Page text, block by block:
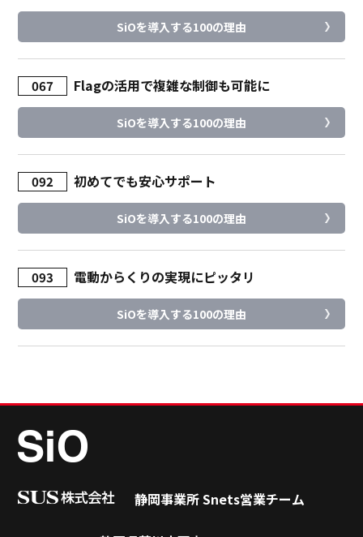
SiOを導入する100の理由
067 Flagの活用で複雑な制御も可能に
SiOを導入する100の理由
092 初めてでも安心サポート
SiOを導入する100の理由
093 電動からくりの実現にピッタリ
SiOを導入する100の理由
静岡事業所 Snets営業チーム